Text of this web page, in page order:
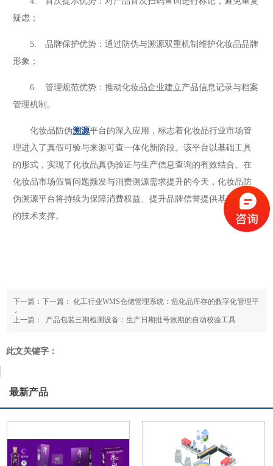
疑虑；
5. 品牌保护优势：通过防伪与溯源双重机制维护化妆品品牌
形象；
6. 管理规范优势：推动化妆品企业建立产品信息记录与档案
管理机制。
化妆品防伪溯源平台的深入应用，标志着化妆品行业市场管
理进入了真假可验与来源可查一体化新阶段。该平台以基础工具
的形式，实现了化妆品真伪验证与生产信息查询的有效结合。在
化妆品市场假冒问题频发与消费溯源需求提升的今天，化妆品防
伪溯源平台将持续为保障消费权益、提升品牌信誉提供基础有效
的技术支撑。
下一篇：下一篇：化工行业WMS仓储管理系统：危化品库存的数字化管理平
台
上一篇： ​ 产品包装三期检测设备：生产日期批号效期的自动校验工具
此文关键字：
最新产品